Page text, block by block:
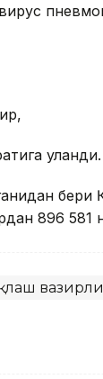
уланди.
бери
896 581